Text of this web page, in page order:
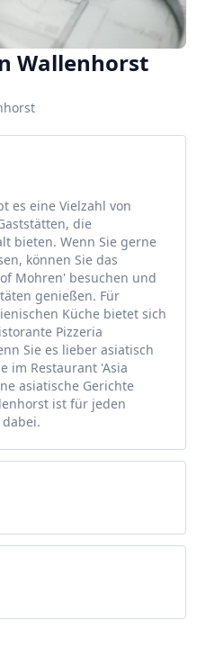
Wallenhorst
es eine Vielzahl von
die
bieten. Wenn Sie gerne
können Sie das
Mohren' besuchen und
genießen. Für
Küche bietet sich
Pizzeria
Sie es lieber asiatisch
im Restaurant 'Asia
asiatische Gerichte
ist für jeden
dabei.